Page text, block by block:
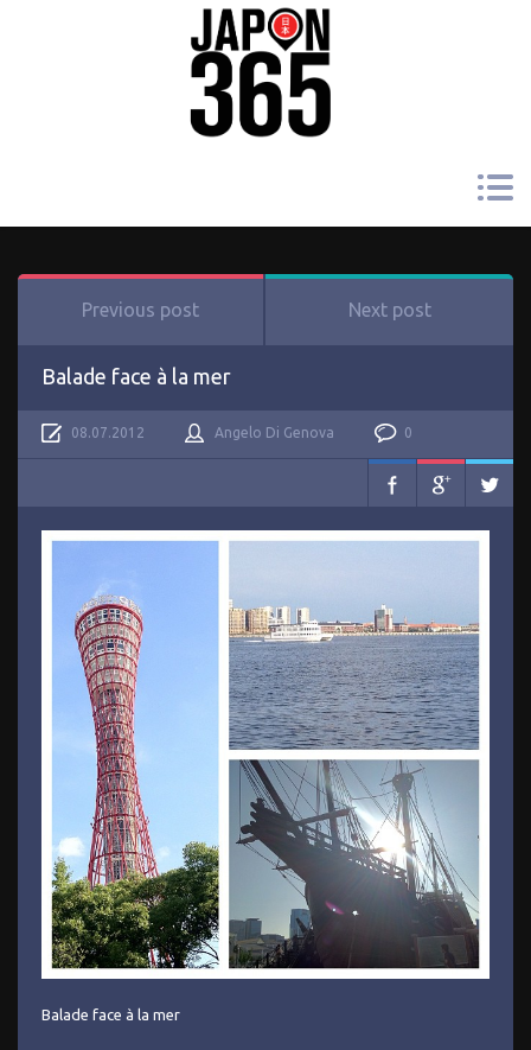
Previous post Next post
Balade face à la mer
08.07.2012 Angelo Di Genova 0
Balade face à la mer